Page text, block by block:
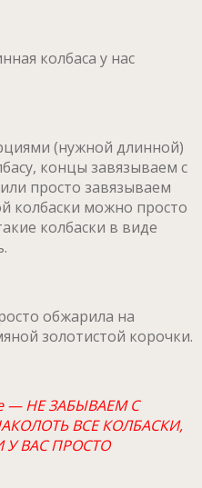
колбаса у нас
(нужной длинной)
концы завязываем с
просто завязываем
колбаски можно просто
колбаски в виде
обжарила на
золотистой корочки.
— НЕ ЗАБЫВАЕМ С
ВСЕ КОЛБАСКИ,
ВАС ПРОСТО